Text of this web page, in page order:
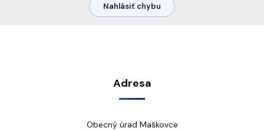
Nahlásiť chybu
Adresa
Obecný úrad Maškovce